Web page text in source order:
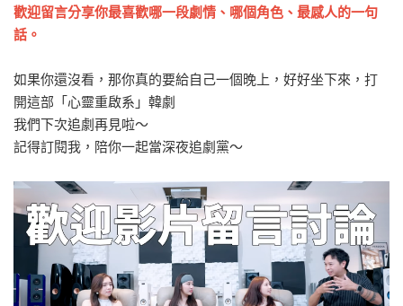
歡迎留言分享你最喜歡哪一段劇情、哪個角色、最感人的一句
話。
如果你還沒看，那你真的要給自己一個晚上，好好坐下來，打
開這部「心靈重啟系」韓劇
我們下次追劇再見啦～
記得訂閱我，陪你一起當深夜追劇黨～